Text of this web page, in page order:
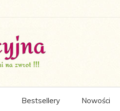
Bestsellery Nowości